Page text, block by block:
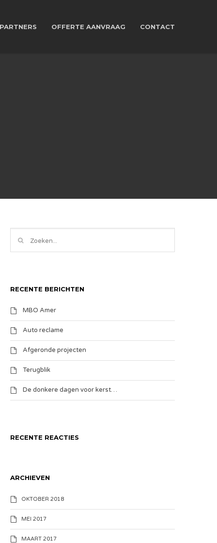
PARTNERS OFFERTE AANVRAAG CONTACT
RECENTE BERICHTEN
MBO Amer
Auto reclame
Afgeronde projecten
Terugblik
De donkere dagen voor kerst…
RECENTE REACTIES
ARCHIEVEN
OKTOBER 2018
MEI 2017
MAART 2017